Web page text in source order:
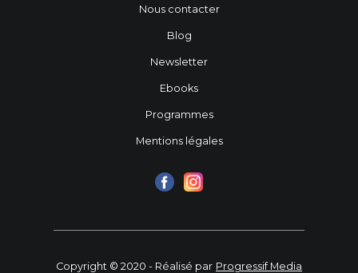
Nous contacter
Blog
Newsletter
Ebooks
Programmes
Mentions légales
Copyright © 2020 - Réalisé par Progressif Media